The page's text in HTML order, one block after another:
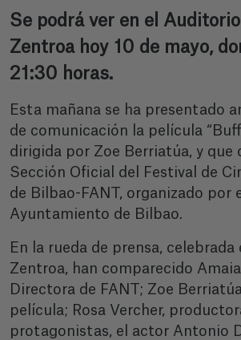
Se podrá ver en el
Zentroa hoy 10 de mayo,
21:30 horas.
Esta mañana se ha presentado
de comunicación la película
dirigida por Zoe Berriatúa, y que
Sección Oficial del Festival de
de Bilbao-FANT, organizado por
Ayuntamiento de Bilbao.
En la rueda de prensa, celebrada
Zentroa, han comparecido
Directora de FANT; Zoe
película; Rosa Vercher,
protagonistas, el actor Antonio